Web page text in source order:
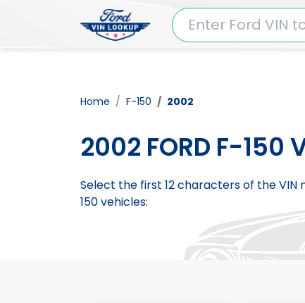
Home F-150 2002
2002 FORD F-150
Select the first 12 characters of the
150 vehicles: